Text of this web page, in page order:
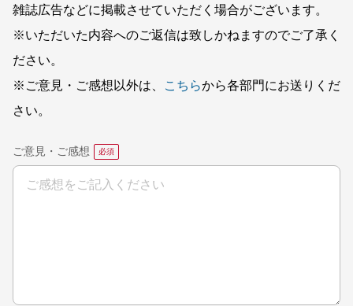
雑誌広告などに掲載させていただく場合がございます。
※いただいた内容へのご返信は致しかねますのでご了承く
ださい。
※ご意見・ご感想以外は、
こちらから各部門にお送りくだ
さい。
ご意見・ご感想